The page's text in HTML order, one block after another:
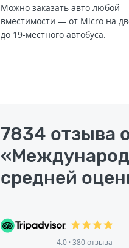
Можно заказать авто любой
вместимости — от Micro на
до 19-местного автобуса.
7834 отзыва
средней
4.0 · 380 отзыва